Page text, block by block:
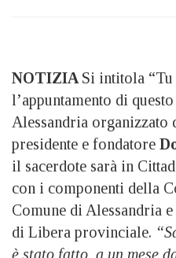
NOTIZIA Si intitola “Tu
l’appuntamento di
Alessandria organizzato
presidente e fondatore
il sacerdote sarà in
con i componenti della
Comune di Alessandria
di Libera provinciale.
è stato fatto, a un mese